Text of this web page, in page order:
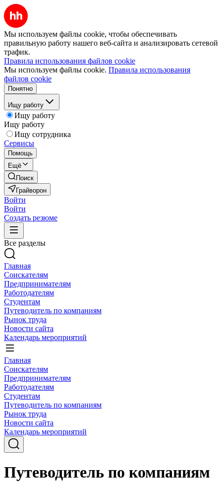
Мы используем файлы cookie, чтобы обеспечивать
правильную работу нашего веб-сайта и анализировать сетевой
трафик.
Правила использования файлов cookie
Мы используем файлы cookie. Правила использования
файлов cookie
Понятно
Ищу работу
Ищу работу
Ищу работу
Ищу сотрудника
Сервисы
Помощь
Ещё
Поиск
Грайворон
Войти
Войти
Создать резюме
Все разделы
Главная
Соискателям
Предпринимателям
Работодателям
Студентам
Путеводитель по компаниям
Рынок труда
Новости сайта
Календарь мероприятий
Главная
Соискателям
Предпринимателям
Работодателям
Студентам
Путеводитель по компаниям
Рынок труда
Новости сайта
Календарь мероприятий
Путеводитель по компаниям